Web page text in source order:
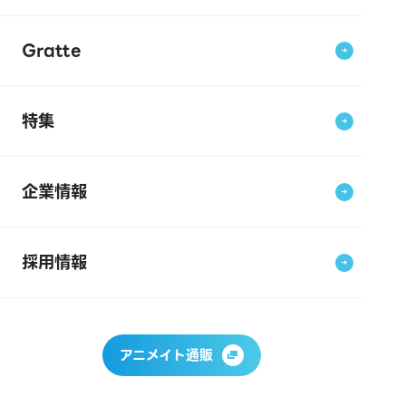
Gratte
特集
企業情報
採用情報
アニメイト通販